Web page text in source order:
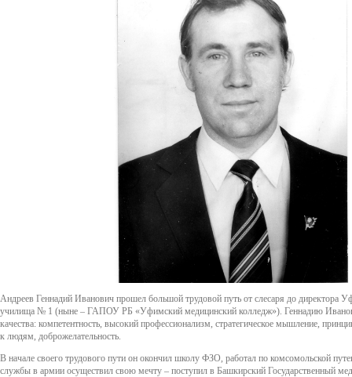
Андреев Геннадий Иванович прошел большой трудовой путь от слесаря до директора
училища № 1 (ныне – ГАПОУ РБ «Уфимский медицинский колледж»). Геннадию
качества: компетентность, высокий профессионализм, стратегическое мышление,
к людям, доброжелательность.
В начале своего трудового пути он окончил школу ФЗО, работал по комсомольской
службы в армии осуществил свою мечту – поступил в Башкирский Государственный